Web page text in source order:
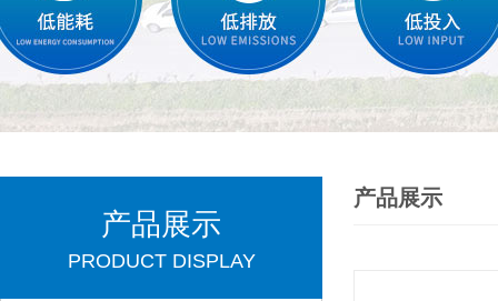
产品展示
PRODUCT DISPLAY
产品展示